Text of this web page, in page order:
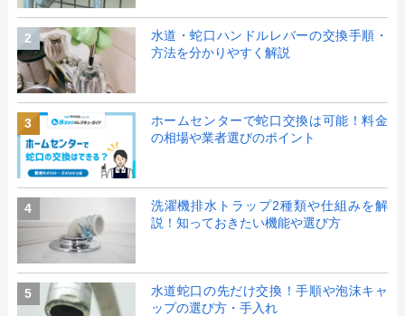
2
水道・蛇口ハンドルレバーの交換手順・
方法を分かりやすく解説
3
ホームセンターで蛇口交換は可能！料金
の相場や業者選びのポイント
4
洗濯機排水トラップ2種類や仕組みを解
説！知っておきたい機能や選び方
5
水道蛇口の先だけ交換！手順や泡沫キャ
ップの選び方・手入れ